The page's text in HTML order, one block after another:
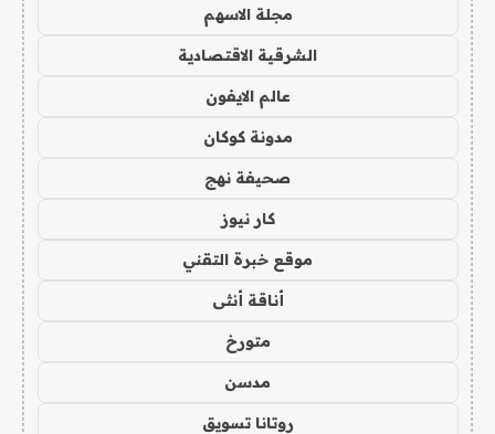
مجلة الاسهم
الشرقية الاقتصادية
عالم الايفون
مدونة كوكان
صحيفة نهج
كار نيوز
موقع خبرة التقني
أناقة أنثى
متورخ
مدسن
روتانا تسويق